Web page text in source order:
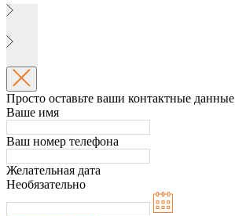
Просто оставьте ваши контактные данные
Ваше имя
Ваш номер телефона
Желательная дата
Необязательно